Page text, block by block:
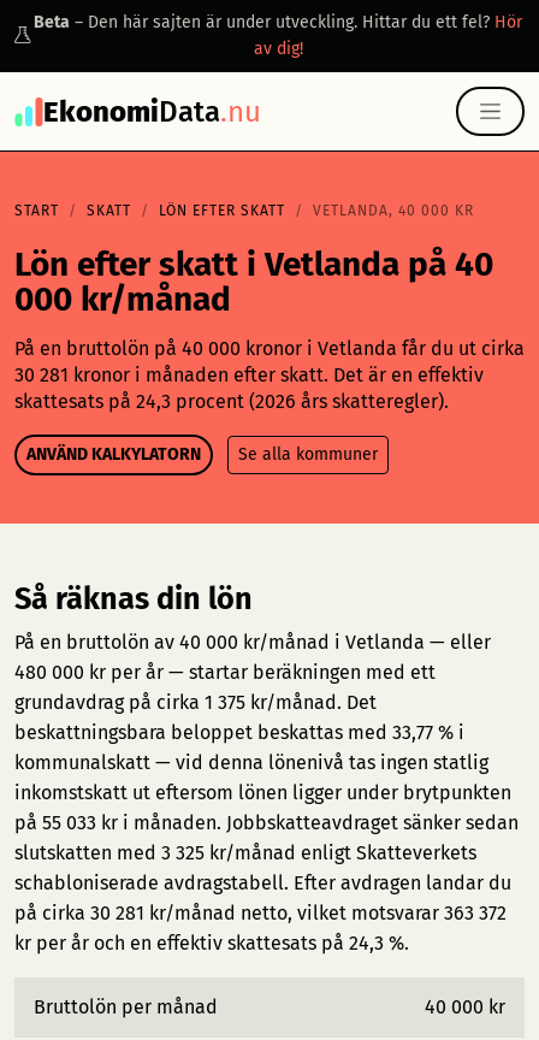
Beta – Den här sajten är under utveckling. Hittar du ett fel? Hör
av dig!
EkonomiData.nu
START SKATT LÖN EFTER SKATT VETLANDA, 40 000 KR
Lön efter skatt i Vetlanda på 40
000 kr/månad
På en bruttolön på 40 000 kronor i Vetlanda får du ut cirka
30 281 kronor i månaden efter skatt. Det är en effektiv
skattesats på 24,3 procent (2026 års skatteregler).
ANVÄND KALKYLATORN Se alla kommuner
Så räknas din lön
På en bruttolön av 40 000 kr/månad i Vetlanda — eller
480 000 kr per år — startar beräkningen med ett
grundavdrag på cirka 1 375 kr/månad. Det
beskattningsbara beloppet beskattas med 33,77 % i
kommunalskatt — vid denna lönenivå tas ingen statlig
inkomstskatt ut eftersom lönen ligger under brytpunkten
på 55 033 kr i månaden. Jobbskatteavdraget sänker sedan
slutskatten med 3 325 kr/månad enligt Skatteverkets
schabloniserade avdragstabell. Efter avdragen landar du
på cirka 30 281 kr/månad netto, vilket motsvarar 363 372
kr per år och en effektiv skattesats på 24,3 %.
Bruttolön per månad 40 000 kr